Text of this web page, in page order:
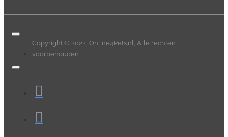
Copyright © 2022, Online4Pets.nl, Alle rechten
voorbehouden